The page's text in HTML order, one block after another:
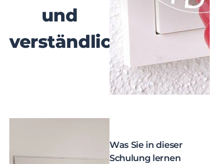
und
verständlich
Was Sie in dieser
Schulung lernen